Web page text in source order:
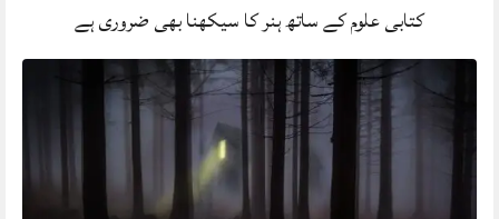
کتابی علوم کے ساتھ ہنر کا سیکھنا بھی ضروری ہے